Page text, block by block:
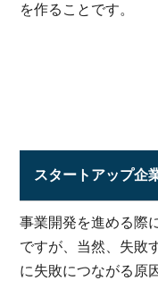
を作ることです。
スタートアップ企
事業開発を進める際
ですが、当然、失敗
に失敗につながる原